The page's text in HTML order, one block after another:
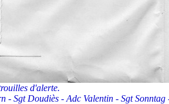
d'alerte.
- Sgt Doudiès - Adc Valentin - Sgt Sonntag